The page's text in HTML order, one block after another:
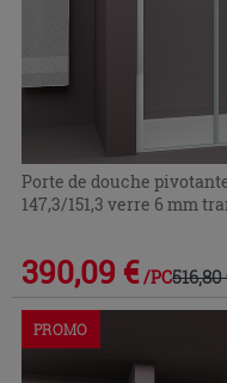
Porte de douche
147,3/151,3 verre 6 mm
390,09 € /PC516,80
PROMO